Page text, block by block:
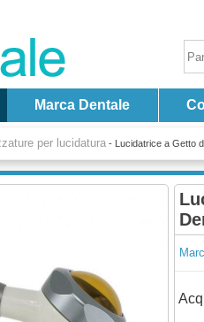
Marca Dentale
per lucidatura - Lucidatrice a Getto